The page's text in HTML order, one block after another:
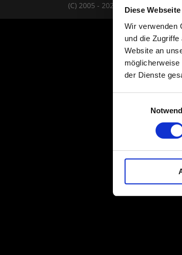
Diese
Wir verwenden
und die
Website an
der Dienste
(C) 2005 - 2026 TELAAR